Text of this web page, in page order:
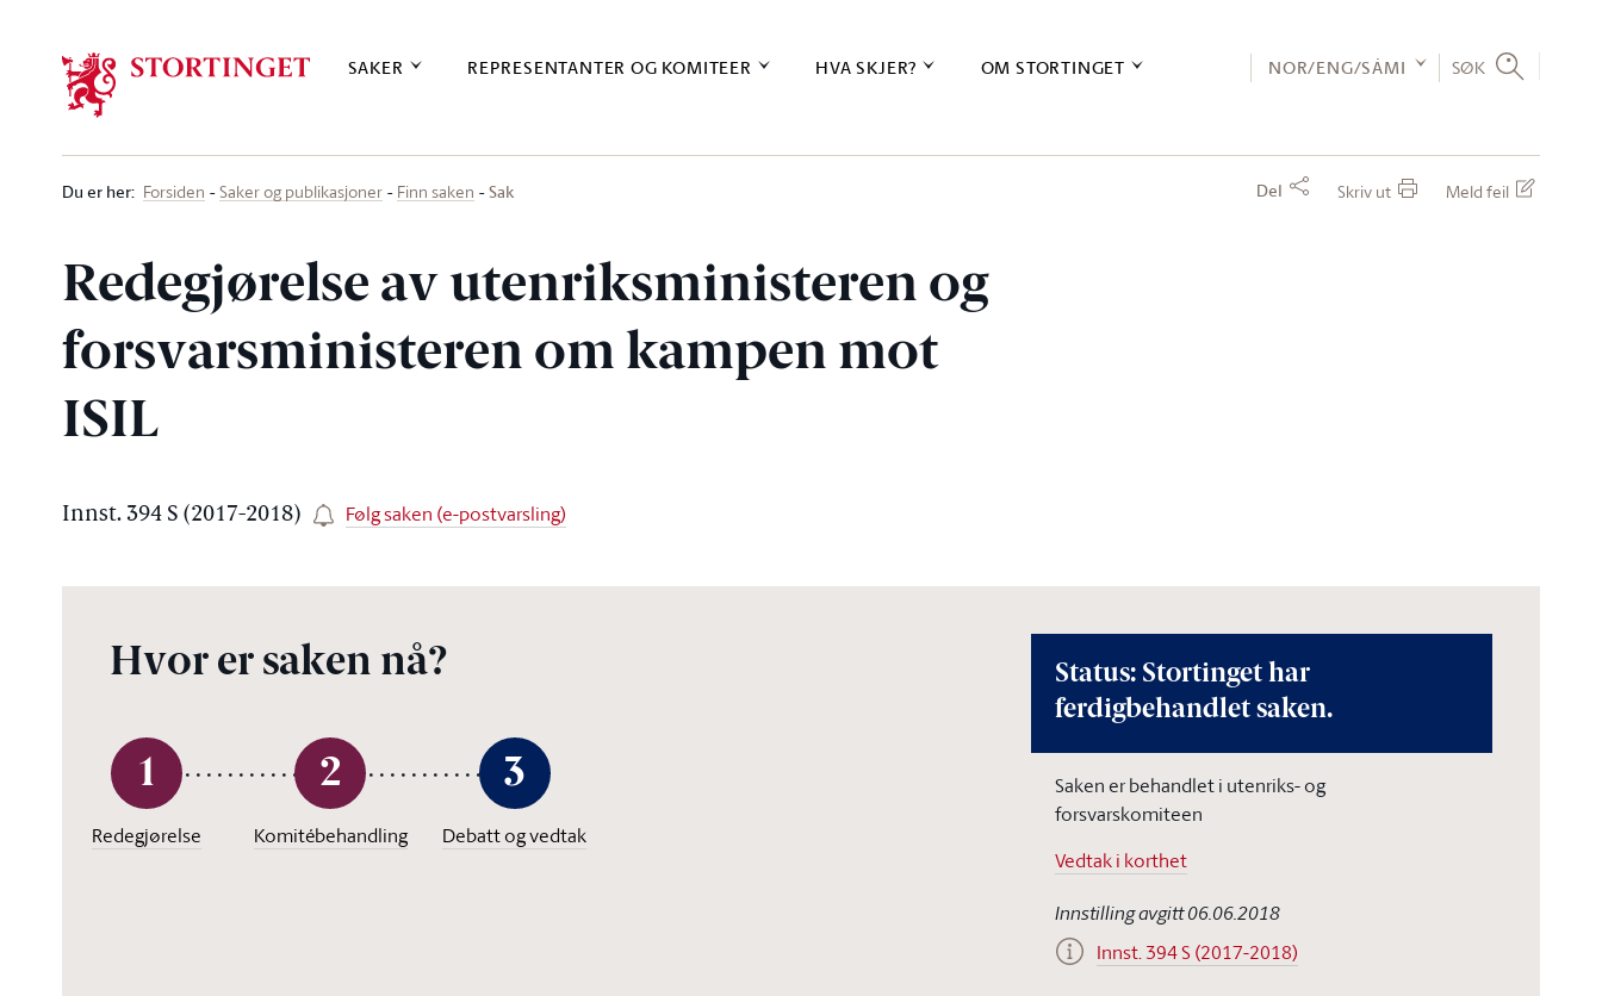
SAKER REPRESENTANTER OG KOMITEER HVA SKJER? OM STORTINGET NOR/ENG/SÁMI SØK
Du er her: Forsiden Saker og publikasjoner Finn saken Sak Del Skriv ut Meld feil
Redegjørelse av utenriksministeren og
forsvarsministeren om kampen mot
ISIL
Innst. 394 S (2017-2018) Følg saken (e-postvarsling)
Hvor er saken nå?
1
Redegjørelse
2
Komitébehandling
3
Debatt og vedtak
Status: Stortinget har
ferdigbehandlet saken.
Saken er behandlet i utenriks- og
forsvarskomiteen
Vedtak i korthet
Innstilling avgitt 06.06.2018
Innst. 394 S (2017-2018)